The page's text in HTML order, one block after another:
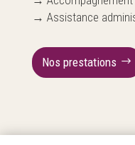
→ Assistance
Nos prestations